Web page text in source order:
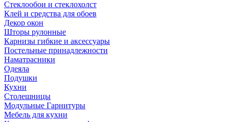
Стеклообои и стеклохолст
Клей и средства для обоев
Декор окон
Шторы рулонные
Карнизы гибкие и аксессуары
Постельные принадлежности
Наматрасники
Одеяла
Подушки
Кухни
Столешницы
Модульные Гарнитуры
Мебель для кухни